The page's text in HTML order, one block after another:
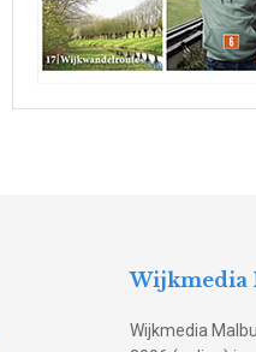
Wijkmedia
Wijkmedia